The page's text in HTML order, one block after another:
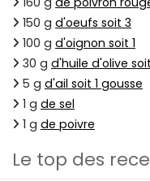
150 g d'oeufs soit 3
100 g d'oignon soit 1
30 g d'huile d'olive
5 g d'ail soit 1 gousse
1 g de sel
1 g de poivre
Le top des